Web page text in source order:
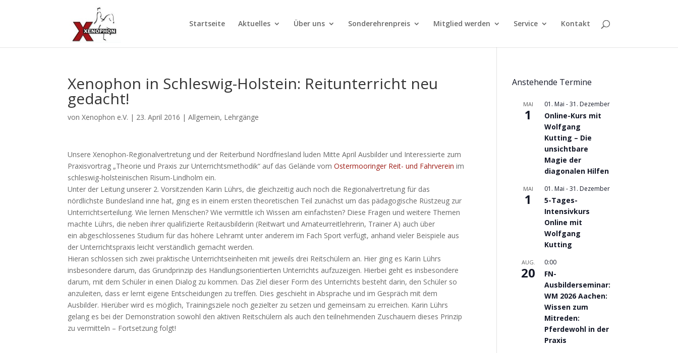
Startseite Aktuelles Über uns Sonderehrenpreis Mitglied werden Service Kontakt
Xenophon in Schleswig-Holstein: Reitunterricht neu
gedacht!
vonXenophon e.V. | 23. April 2016 |Allgemein, Lehrgänge
Unsere Xenophon-Regionalvertretung und der Reiterbund Nordfriesland luden Mitte April Ausbilder und Interessierte zum
Praxisvortrag „Theorie und Praxis zur Unterrichtsmethodik“ auf das Gelände vomOstermooringer Reit- und Fahrverein im
schleswig-holsteinischen Risum-Lindholm ein.
Unter der Leitung unserer 2. Vorsitzenden Karin Lührs, die gleichzeitig auch noch die Regionalvertretung für das
nördlichste Bundesland inne hat, ging es in einem ersten theoretischen Teil zunächst um das pädagogische Rüstzeug zur
Unterrichtserteilung. Wie lernen Menschen? Wie vermittle ich Wissen am einfachsten? Diese Fragen und weitere Themen
machte Lührs, die neben ihrer qualifizierte Reitausbilderin (Reitwart und Amateurreitlehrerin, Trainer A) auch über
ein abgeschlossenes Studium für das höhere Lehramt unter anderem im Fach Sport verfügt, anhand vieler Beispiele aus
der Unterrichtspraxis leicht verständlich gemacht werden.
Hieran schlossen sich zwei praktische Unterrichtseinheiten mit jeweils drei Reitschülern an. Hier ging es Karin Lührs
insbesondere darum, das Grundprinzip des Handlungsorientierten Unterrichts aufzuzeigen. Hierbei geht es insbesondere
darum, mit dem Schüler in einen Dialog zu kommen. Das Ziel dieser Form des Unterrichts besteht darin, den Schüler so
anzuleiten, dass er lernt eigene Entscheidungen zu treffen. Dies geschieht in Absprache und im Gespräch mit dem
Ausbilder. Hierüber wird es möglich, Trainingsziele noch gezielter zu setzen und gemeinsam zu erreichen. Karin Lührs
gelang es bei der Demonstration sowohl den aktiven Reitschülern als auch den teilnehmenden Zuschauern dieses Prinzip
zu vermitteln – Fortsetzung folgt!
Anstehende Termine
MAI
1
01. Mai -31. Dezember
Online-Kurs mit
Wolfgang
Kutting – Die
unsichtbare
Magie der
diagonalen Hilfen
MAI
1
01. Mai -31. Dezember
5-Tages-
Intensivkurs
Online mit
Wolfgang
Kutting
AUG.
20
0:00
FN-
Ausbilderseminar:
WM 2026 Aachen:
Wissen zum
Mitreden:
Pferdewohl in der
Praxis